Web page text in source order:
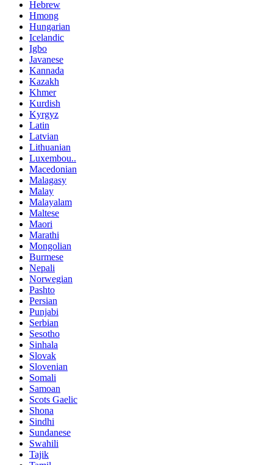
Hebrew
Hmong
Hungarian
Icelandic
Igbo
Javanese
Kannada
Kazakh
Khmer
Kurdish
Kyrgyz
Latin
Latvian
Lithuanian
Luxembou..
Macedonian
Malagasy
Malay
Malayalam
Maltese
Maori
Marathi
Mongolian
Burmese
Nepali
Norwegian
Pashto
Persian
Punjabi
Serbian
Sesotho
Sinhala
Slovak
Slovenian
Somali
Samoan
Scots Gaelic
Shona
Sindhi
Sundanese
Swahili
Tajik